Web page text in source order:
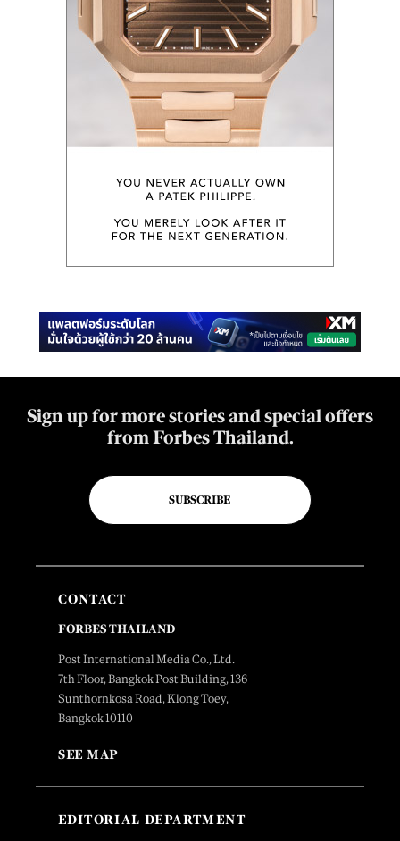
Sign up for more stories and special offers
from Forbes Thailand.
SUBSCRIBE
CONTACT
FORBES THAILAND
Post International Media Co., Ltd.
7th Floor, Bangkok Post Building, 136
Sunthornkosa Road, Klong Toey,
Bangkok 10110
SEE MAP
EDITORIAL DEPARTMENT